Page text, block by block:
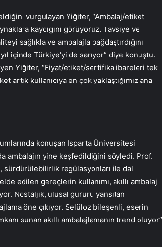
vurgulayan Yiğiter, “Ambalaj/etiket
kaydığını görüyoruz. Tavsiye ve
sağlıkla ve ambalajla bağdaştırdığını
içinde Türkiye’yi de sarıyor” diye konuştu.
Yiğiter, “Fiyat/etiket/sertifika ibareleri tek
artık kullanıcıya en çok yaklaştığımız ana
konuşan Isparta Üniversitesi
ambalajın yine keşfedildiğini söyledi. Prof.
sürdürülebilirlik regülasyonları ile dal
edilen gereçlerin kullanımı, akıllı ambalaj
Nostaljik, ulusal gururu yansıtan
öne çıkıyor. Selüloz bileşenli, eserin
sunan akıllı ambalajlamanın trend oluyor”